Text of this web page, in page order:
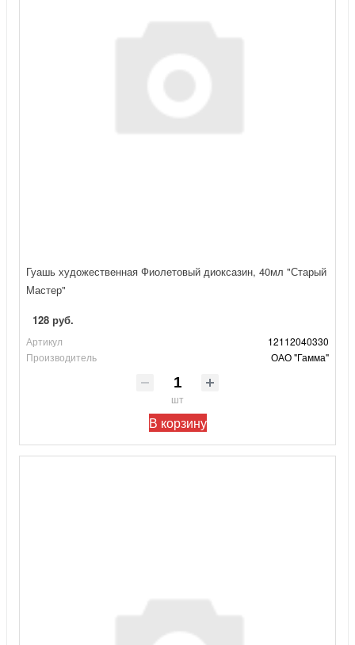
Гуашь художественная Фиолетовый диоксазин, 40мл "Старый
Мастер"
128 руб.
Артикул
12112040330
Производитель
ОАО "Гамма"
шт
В корзину